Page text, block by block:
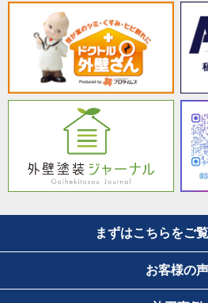
まずはこちらをご
お客様の声